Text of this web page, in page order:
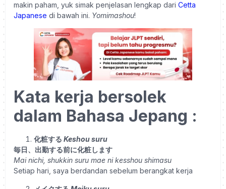
makin paham, yuk simak penjelasan lengkap dari Cetta
Japanese di bawah ini. Yomimashou!
Kata kerja bersolek
dalam Bahasa Jepang :
化粧する Keshou suru
毎日、出勤する前に化粧します
Mai nichi, shukkin suru mae ni kesshou shimasu
Setiap hari, saya berdandan sebelum berangkat kerja